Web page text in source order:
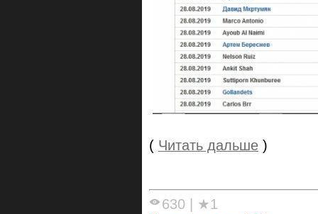
( Читать дальше )
630
★1